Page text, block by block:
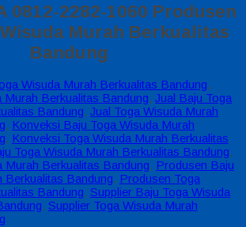
0812-2282-1060 Produsen
Murah Berkualitas
Bandung
Wisuda Murah Berkualitas Bandung,
Murah Berkualitas Bandung, Jual Baju Toga
Bandung, Jual Toga Wisuda Murah
, Konveksi Baju Toga Wisuda Murah
, Konveksi Toga Wisuda Murah Berkualitas
Toga Wisuda Murah Berkualitas Bandung,
Murah Berkualitas Bandung, Produsen Baju
Berkualitas Bandung, Produsen Toga
Bandung, Supplier Baju Toga Wisuda
, Supplier Toga Wisuda Murah